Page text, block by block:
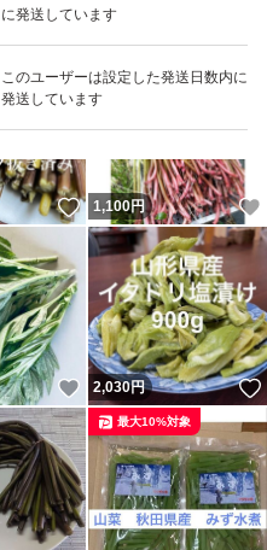
に発送しています
このユーザーは設定した発送日数内に
発送しています
いいね！
1,250
いいね！
1,100円
いいね！
2,030円
最大10%対象